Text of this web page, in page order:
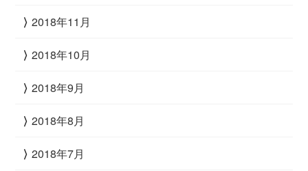
2018年11月
2018年10月
2018年9月
2018年8月
2018年7月